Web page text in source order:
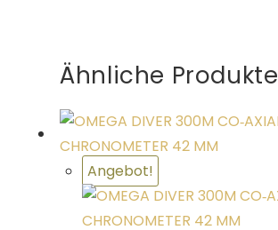
Ähnliche Produkte
Angebot!